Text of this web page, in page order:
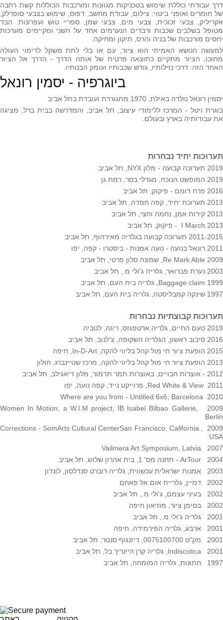
דרך עבודתי כוללת שימוש בטכניקות מגוונות ומורכבות הכוללות קשת רחבה
של חומרים ואופני ביטוי: צילום, עבודת מחשב, דפוס, שימוש בצבעי סופרלק,
אקריליק, צבעי זכוכית, צבעי מים, צבעי שמן, ספריי טוש ועפרונות. הבד
מטופל בשלבים שכבות ורבדים הנערמים אחד על השני ומקיימים מערכות
יחסים מורכבות של בניה והרס, תיקון ומחיקה.
למעשה הנושא האמיתי הוא ציור, עם או בלי לתת משקל לדימוי העולה
מתוכו, הציור מתקיים כתוצאה פרטית של אותה הדרך - הדרך אל הציור
האחד הזה: דרכי נזילותיו, גודש שכבותיו ועומק הבנותיו.
ביוגרפיה - יסמין רונאל
יסמין רונאל נולדה באילת, 1970 מתגוררת ועובדת בתל אביב
בוגרת ויטל - המרכז ללימודי עיצוב, תל אביב, והמדרשה בבית ברל, מציגה
את עבודותיה בארץ ובעולם.
תערוכות יחיד נבחרות
2019 תערוכה קבועה - מלון NYX, תל אביב
2019 המופשט הנוכח, מגדלי בסר, רמת גן
2016 פרח דומם - פיקוק, תל אביב
2013 תערוכת יחיד, קפה חמדה, תל אביב
2013 קירות אמן, נחמה וחצי, תל אביב
I March 2013 - פיקוק, תל אביב
2011-2015 תערוכה קבועה בגלריה מאירהוף, תל אביב
2011 רונאל בנועה - נועה אמנות - ביסטרו - קפה, יפו
Re Mark Able 2009, שמונה סלון פרטי, תל אביב
2003 נערת פברואר, גלריה ג'ולי מ., תל אביב
Baggage claim 1999, גלריה בית העם, תל אביב
1997 שינקה קמבליסטה, גלריה בית העם, תל אביב
תערוכות קבוצתיות נבחרות
2019 טעם החיים, גלריה ארטפגזס, ריגה, לטביה
2016 סיבוב ראשון, הגלריה השקופה, צ
'לנוב, תל אביב
2015 הופעת ציור חי מול קהל בליווי להקה, In-D-Art, חיפה
2013 הופעת ציור חי מול קהל בליווי להקה, מרכז שטיינברג, חולון
2012 - אוצרות חבויים, באוצרות תמר תדמור, מלון דיאגילב, תל אביב
2011 Red White & View, פרוייקט נייד, קפה נועה, יפו
2010 Where are you from - Untitled 6x6, Barcelona
2009 Women In Motion, a W.I.M project, IB Isabel Bilbao Gallerie,
Berlin
2009 Corrections - SomArts Cultural CenterSan Francisco, California ,
USA
2007 Vailmera Art Symposium, Latvia
2004 ArTour - תחנה מס' 1, בית אהרון שלוש, תל אביב
2003 אמנות ישראלית עכשווית, גלריה רוברט סנדלסון, לונדון
2002 דמיין, גלריית אום אל פאחם
2002 בעיני עצמם, ג'ולי מ., תל אביב
2002 בסימן ציור, מוזיאון חיפה
2001 גלריה ג'ולי מ., תל אביב
2001 ארבע, גלריה הפירמידה, חיפה
2001 מק"ט 0075100700, דיזנגוף סנטר, תל אביב
2001 Indiscotica, גלריה קרן היינריך בל, תל אביב
1997 חתונות, גלריה המומחה, תל אביב